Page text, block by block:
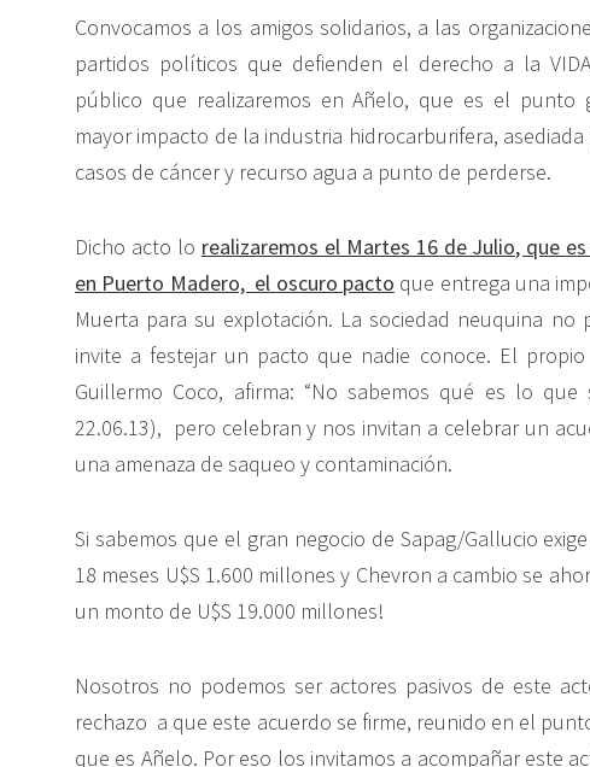
Convocamos a los amigos solidarios, a las
partidos políticos que defienden el derecho a la
público que realizaremos en Añelo, que es el punto
mayor impacto de la industria hidrocarburifera,
casos de cáncer y recurso agua a punto de perderse.
Dicho acto lo realizaremos el Martes 16 de Julio, que
en Puerto Madero, el oscuro pacto que entrega una
Muerta para su explotación. La sociedad neuquina
invite a festejar un pacto que nadie conoce. El
Guillermo Coco, afirma: “No sabemos qué es lo que
22.06.13), pero celebran y nos invitan a celebrar un
una amenaza de saqueo y contaminación.
Si sabemos que el gran negocio de Sapag/Gallucio
18 meses U$S 1.600 millones y Chevron a cambio se
un monto de U$S 19.000 millones!
Nosotros no podemos ser actores pasivos de este
rechazo a que este acuerdo se firme, reunido en el
que es Añelo. Por eso los invitamos a acompañar este